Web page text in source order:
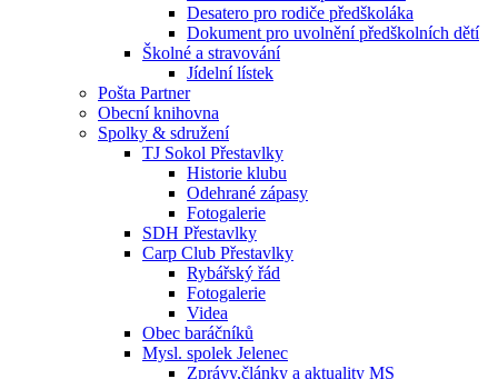
Desatero pro rodiče předškoláka
Dokument pro uvolnění předškolních dětí
Školné a stravování
Jídelní lístek
Pošta Partner
Obecní knihovna
Spolky & sdružení
TJ Sokol Přestavlky
Historie klubu
Odehrané zápasy
Fotogalerie
SDH Přestavlky
Carp Club Přestavlky
Rybářský řád
Fotogalerie
Videa
Obec baráčníků
Mysl. spolek Jelenec
Zprávy,články a aktuality MS